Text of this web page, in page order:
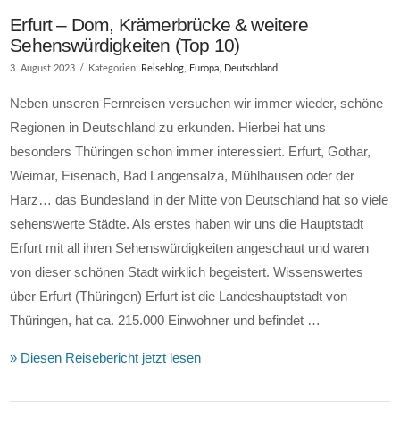
Erfurt – Dom, Krämerbrücke & weitere
Sehenswürdigkeiten (Top 10)
3. August 2023 Kategorien: Reiseblog, Europa, Deutschland
Neben unseren Fernreisen versuchen wir immer wieder, schöne
Regionen in Deutschland zu erkunden. Hierbei hat uns
besonders Thüringen schon immer interessiert. Erfurt, Gothar,
Weimar, Eisenach, Bad Langensalza, Mühlhausen oder der
Harz… das Bundesland in der Mitte von Deutschland hat so viele
sehenswerte Städte. Als erstes haben wir uns die Hauptstadt
Erfurt mit all ihren Sehenswürdigkeiten angeschaut und waren
von dieser schönen Stadt wirklich begeistert. Wissenswertes
über Erfurt (Thüringen) Erfurt ist die Landeshauptstadt von
Thüringen, hat ca. 215.000 Einwohner und befindet …
» Diesen Reisebericht jetzt lesen